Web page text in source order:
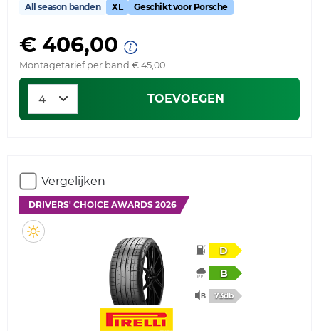
All season banden XL Geschikt voor Porsche
€ 406,00
Montagetarief per band € 45,00
TOEVOEGEN
Vergelijken
DRIVERS' CHOICE AWARDS 2026
D
B
73db